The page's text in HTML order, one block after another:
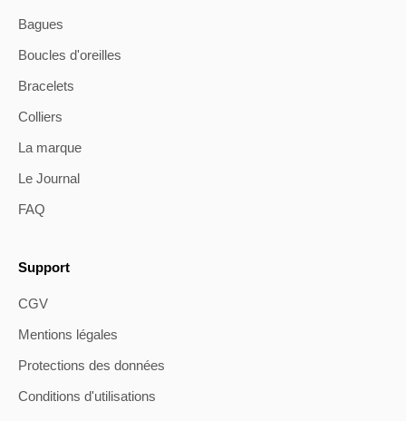
Bagues
Boucles d'oreilles
Bracelets
Colliers
La marque
Le Journal
FAQ
Support
CGV
Mentions légales
Protections des données
Conditions d'utilisations